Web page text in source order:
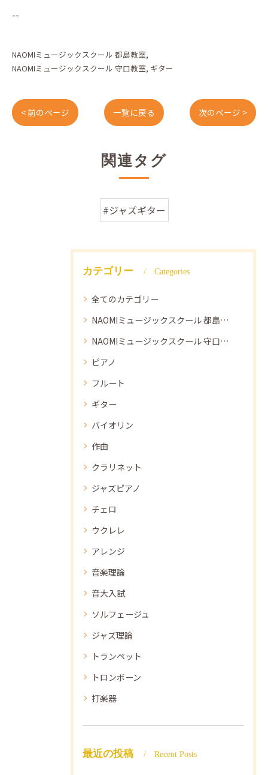
--
NAOMIミュージックスクール 都島教室
NAOMIミュージックスクール 守口教室 ギター
< 前のページ 一覧に戻る 次のページ >
関連タグ
#ジャズギター
カテゴリー Categories
全てのカテゴリー
NAOMIミュージックスクール 都島教室
NAOMIミュージックスクール 守口教室
ピアノ
フルート
ギター
バイオリン
作曲
クラリネット
ジャズピアノ
チェロ
ウクレレ
アレンジ
音楽理論
音大入試
ソルフェージュ
ジャズ理論
トランペット
トロンボーン
打楽器
最近の投稿 Recent Posts